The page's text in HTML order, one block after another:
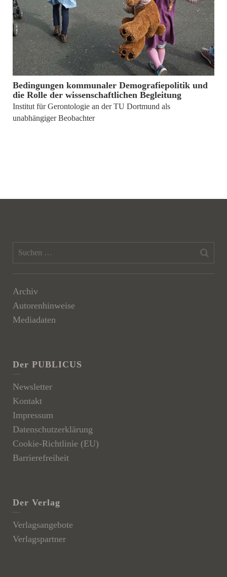
1. Oktober 2018
Bedingungen kommunaler Demografiepolitik und
die Rolle der wissenschaftlichen Begleitung
Institut für Gerontologie an der TU Dortmund als
unabhängiger Beobachter
Archiv
Autorenhinweise
Mediadaten
Der PUBLICUS
Newsletter
Kontakt
Impressum
Datenschutzerklärung
Cookie-Richtlinie (EU)
Barrierefreiheit
Der Verlag
Verlagsangebote
Verlagspartner